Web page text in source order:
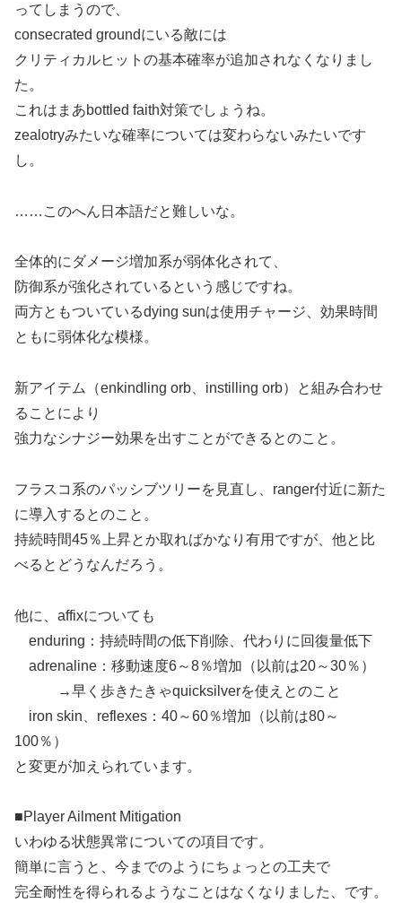
ってしまうので、
consecrated groundにいる敵には
クリティカルヒットの基本確率が追加されなくなりまし
た。
これはまあbottled faith対策でしょうね。
zealotryみたいな確率については変わらないみたいです
し。
……このへん日本語だと難しいな。
全体的にダメージ増加系が弱体化されて、
防御系が強化されているという感じですね。
両方ともついているdying sunは使用チャージ、効果時間
ともに弱体化な模様。
新アイテム（enkindling orb、instilling orb）と組み合わせ
ることにより
強力なシナジー効果を出すことができるとのこと。
フラスコ系のパッシブツリーを見直し、ranger付近に新た
に導入するとのこと。
持続時間45％上昇とか取ればかなり有用ですが、他と比
べるとどうなんだろう。
他に、affixについても
enduring：持続時間の低下削除、代わりに回復量低下
adrenaline：移動速度6～8％増加（以前は20～30％）
→早く歩きたきゃquicksilverを使えとのこと
iron skin、reflexes：40～60％増加（以前は80～
100％）
と変更が加えられています。
■Player Ailment Mitigation
いわゆる状態異常についての項目です。
簡単に言うと、今までのようにちょっとの工夫で
完全耐性を得られるようなことはなくなりました、です。